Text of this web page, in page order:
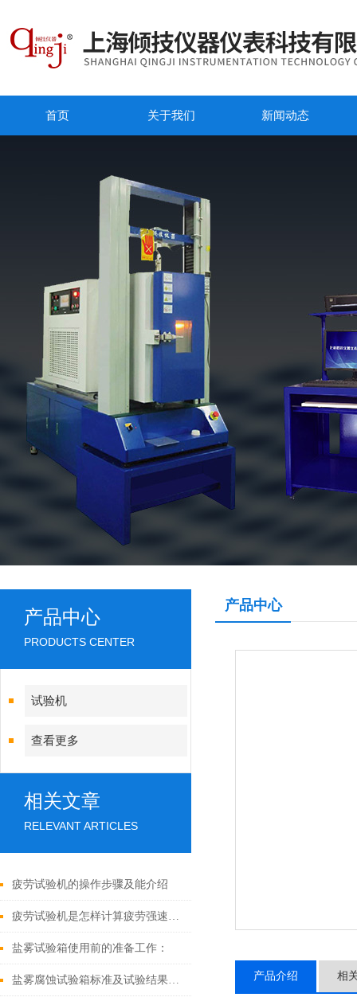
首页 关于我们 新闻动态
产品中心
PRODUCTS CENTER
试验机
查看更多
相关文章
RELEVANT ARTICLES
疲劳试验机的操作步骤及能介绍
疲劳试验机是怎样计算疲劳强速的呢
盐雾试验箱使用前的准备工作：
盐雾腐蚀试验箱标准及试验结果如何判定
产品中心
产品介绍 相